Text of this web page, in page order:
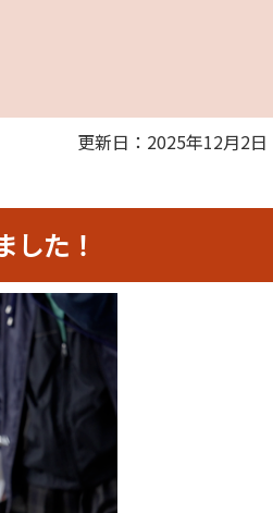
更新日：2025年12月2日
した！